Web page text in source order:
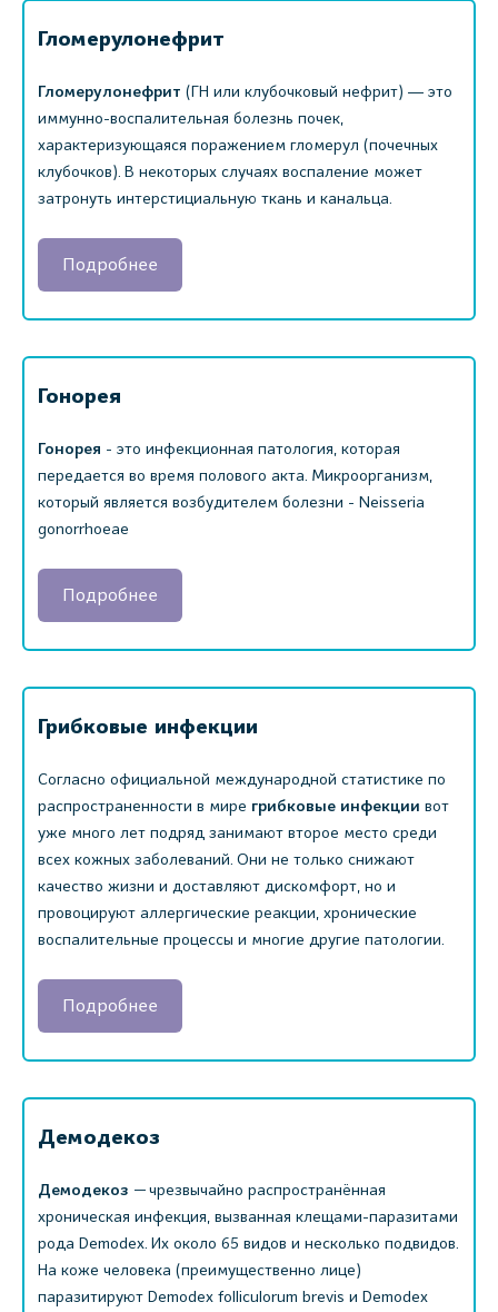
Гломерулонефрит
Гломерулонефрит (ГН или клубочковый нефрит) ― это
иммунно-воспалительная болезнь почек,
характеризующаяся поражением гломерул (почечных
клубочков). В некоторых случаях воспаление может
затронуть интерстициальную ткань и канальца.
Подробнее
Гонорея
Гонорея - это инфекционная патология, которая
передается во время полового акта. Микроорганизм,
который является возбудителем болезни - Neisseria
gonorrhoeae
Подробнее
Грибковые инфекции
Согласно официальной международной статистике по
распространенности в мире грибковые инфекции вот
уже много лет подряд занимают второе место среди
всех кожных заболеваний. Они не только снижают
качество жизни и доставляют дискомфорт, но и
провоцируют аллергические реакции, хронические
воспалительные процессы и многие другие патологии.
Подробнее
Демодекоз
Демодекоз — чрезвычайно распространённая
хроническая инфекция, вызванная клещами-паразитами
рода Demodex. Их около 65 видов и несколько подвидов.
На коже человека (преимущественно лице)
паразитируют Demodex folliculorum brevis и Demodex